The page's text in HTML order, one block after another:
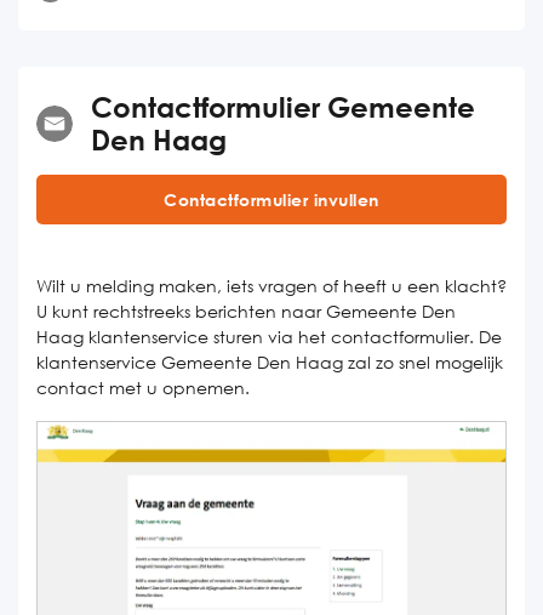
Contactformulier Gemeente
Den Haag
Contactformulier invullen
Wilt u melding maken, iets vragen of heeft u een klacht?
U kunt rechtstreeks berichten naar Gemeente Den
Haag klantenservice sturen via het contactformulier. De
klantenservice Gemeente Den Haag zal zo snel mogelijk
contact met u opnemen.